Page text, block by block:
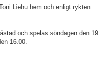
Liehu hem och enligt rykten
och spelas söndagen den 19
16.00.